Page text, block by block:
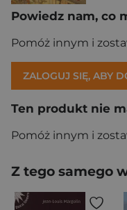
Powiedz nam, co
Pomóż innym i
ZALOGUJ SIĘ, ABY
Ten produkt nie
Pomóż innym i
Z tego samego